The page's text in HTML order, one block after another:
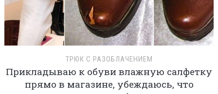
ТРЮК С РАЗОБЛАЧЕНИЕМ
Прикладываю к обуви влажную салфетку
прямо в магазине, убеждаюсь, что